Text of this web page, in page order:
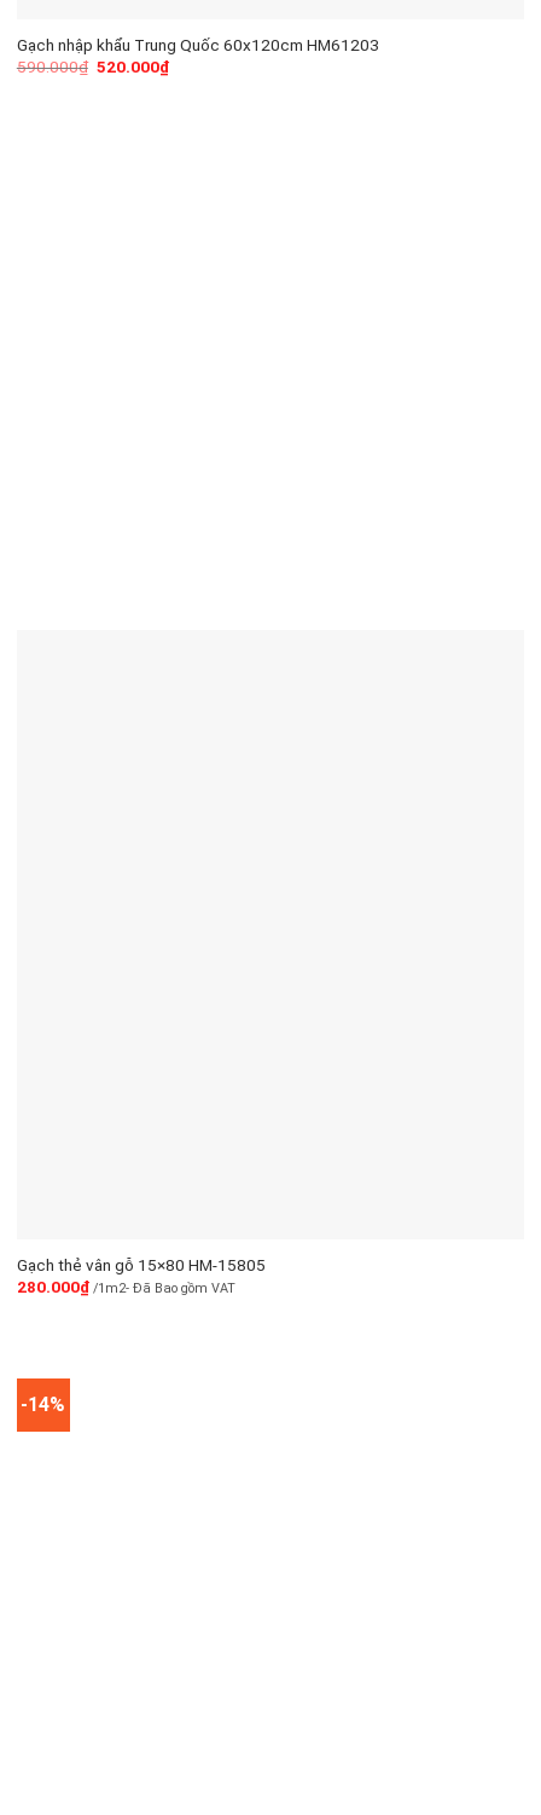
Gạch nhập khẩu Trung Quốc 60x120cm HM61203
590.000₫ 520.000₫
Gạch thẻ vân gỗ 15×80 HM-15805
280.000₫/1m2- Đã Bao gồm VAT
-14%